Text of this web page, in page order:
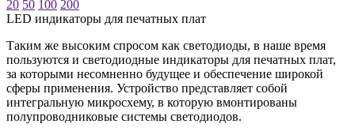
20 50 100 200
LED индикаторы для печатных плат
Таким же высоким спросом как светодиоды, в наше время
пользуются и светодиодные индикаторы для печатных плат,
за которыми несомненно будущее и обеспечение широкой
сферы применения. Устройство представляет собой
интегральную микросхему, в которую вмонтированы
полупроводниковые системы светодиодов.